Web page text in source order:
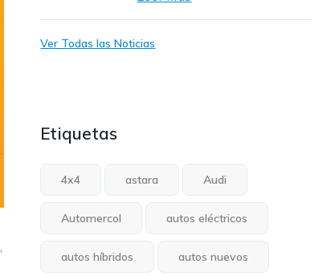
Ver Todas las Noticias
Etiquetas
4x4 astara Audi
Automercol autos eléctricos
autos híbridos autos nuevos